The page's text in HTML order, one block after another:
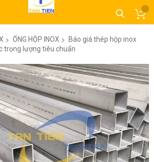
ỐNG HỘP INOX
Báo giá thép hộp inox
trọng lượng tiêu chuẩn